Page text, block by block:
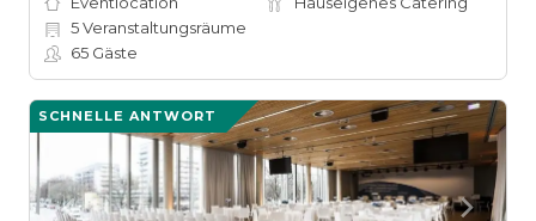
5Veranstaltungsräume
65 Gäste
SCHNELLE ANTWORT